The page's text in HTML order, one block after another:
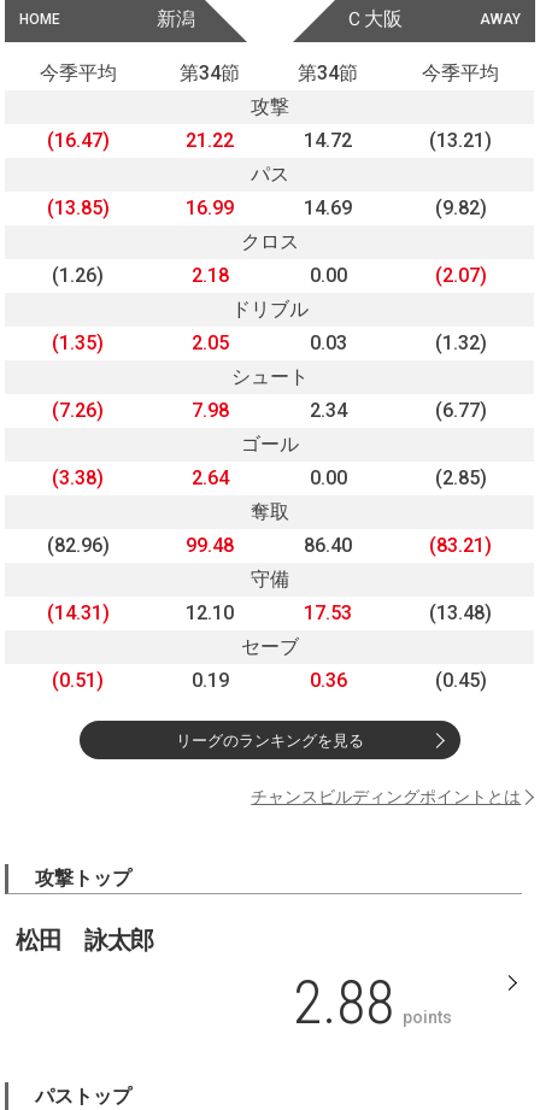
HOME 新潟 AWAY
Ｃ大阪
今季平均 第34節 第34節
今季平均
攻撃
(16.47)
21.22 14.72
(13.21)
パス
(13.85)
16.99 14.69
(9.82)
クロス
(1.26)
2.18 0.00
(2.07)
ドリブル
(1.35)
2.05 0.03
(1.32)
シュート
(7.26)
7.98 2.34
(6.77)
ゴール
(3.38)
2.64 0.00
(2.85)
奪取
(82.96)
99.48 86.40
(83.21)
守備
(14.31)
12.10 17.53
(13.48)
セーブ
(0.51)
0.19 0.36 (0.45)
リーグのランキングを見る
チャンスビルディングポイントとは
攻撃トップ
松田 詠太郎
2.88 points
パストップ